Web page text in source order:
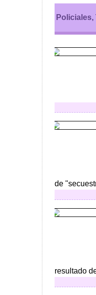
Policiales,
de
resultado